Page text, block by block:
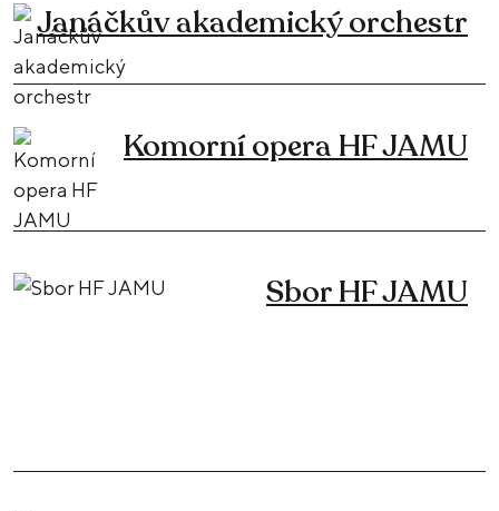
Janáčkův akademický orchestr
Komorní opera HF JAMU
Sbor HF JAMU